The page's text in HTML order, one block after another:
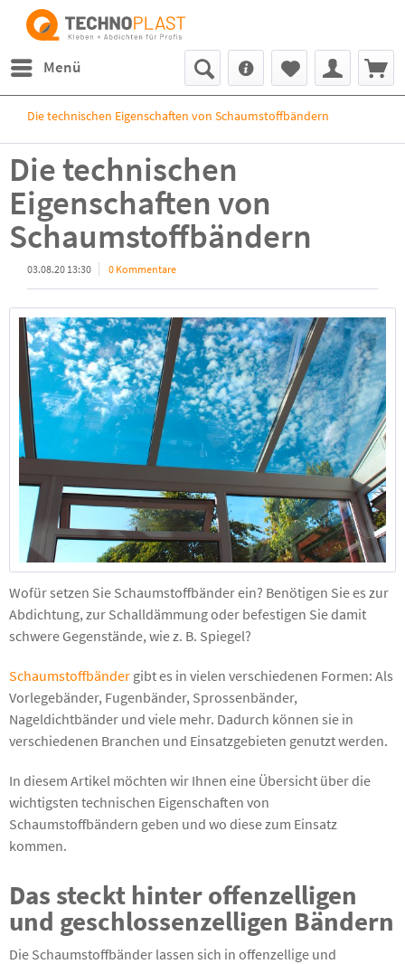
Menü
Die technischen Eigenschaften von Schaumstoffbändern
Die technischen
Eigenschaften von
Schaumstoffbändern
03.08.20 13:30 0 Kommentare
Wofür setzen Sie Schaumstoffbänder ein? Benötigen Sie es zur
Abdichtung, zur Schalldämmung oder befestigen Sie damit
schwere Gegenstände, wie z. B. Spiegel?
Schaumstoffbänder gibt es in vielen verschiedenen Formen: Als
Vorlegebänder, Fugenbänder, Sprossenbänder,
Nageldichtbänder und viele mehr. Dadurch können sie in
verschiedenen Branchen und Einsatzgebieten genutzt werden.
In diesem Artikel möchten wir Ihnen eine Übersicht über die
wichtigsten technischen Eigenschaften von
Schaumstoffbändern geben und wo diese zum Einsatz
kommen.
Das steckt hinter offenzelligen
und geschlossenzelligen Bändern
Die Schaumstoffbänder lassen sich in offenzellige und